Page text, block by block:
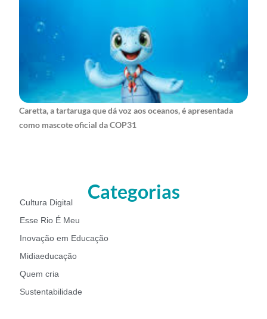
Caretta, a tartaruga que dá voz aos oceanos, é apresentada
como mascote oficial da COP31
Categorias
Cultura Digital
Esse Rio É Meu
Inovação em Educação
Midiaeducação
Quem cria
Sustentabilidade